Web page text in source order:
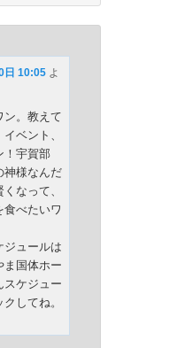
日 10:05 よ
ン。教えて
ベント、
！宇賀部
神様なんだ
なって、
食べたいワ
ジュールは
ま国体ホー
スケジュー
してね。